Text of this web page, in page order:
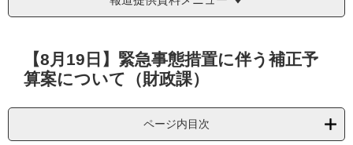
【8月19日】緊急事態措置に伴う補正予
算案について（財政課）
ページ内目次